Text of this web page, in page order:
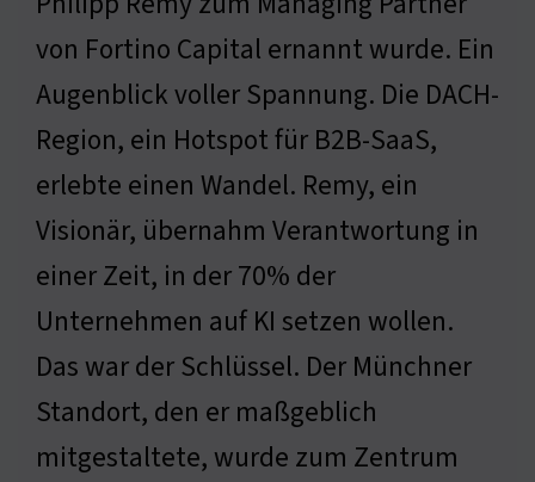
von Fortino Capital ernannt wurde. Ein
Augenblick voller Spannung. Die DACH-
Region, ein Hotspot für B2B-SaaS,
erlebte einen Wandel. Remy, ein
Visionär, übernahm Verantwortung in
einer Zeit, in der 70% der
Unternehmen auf KI setzen wollen.
Das war der Schlüssel. Der Münchner
Standort, den er maßgeblich
mitgestaltete, wurde zum Zentrum